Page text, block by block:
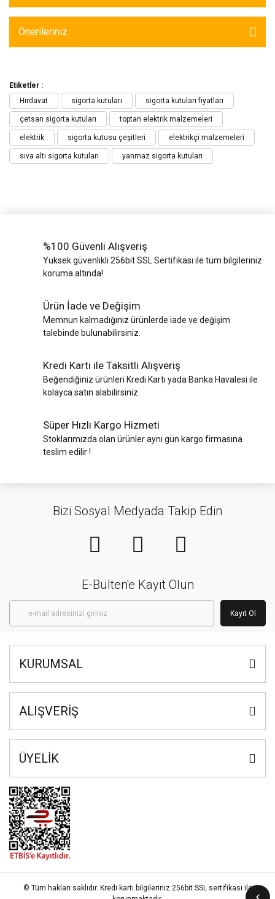
Önerileriniz
Etiketler :
Hırdavat
sigorta kutuları sigorta kutuları fiyatları
çetsan sigorta kutuları toptan elektrik malzemeleri
elektrik sigorta kutusu çeşitleri elektrikçi malzemeleri
sıva altı sigorta kutuları yanmaz sigorta kutuları
%100 Güvenli Alışveriş
Yüksek güvenlikli 256bit SSL Sertifikası ile tüm bilgileriniz
koruma altında!
Ürün İade ve Değişim
Memnun kalmadığınız ürünlerde iade ve değişim
talebinde bulunabilirsiniz.
Kredi Kartı ile Taksitli Alışveriş
Beğendiğiniz ürünleri Kredi Kartı yada Banka Havalesi ile
kolayca satın alabilirsiniz.
Süper Hızlı Kargo Hizmeti
Stoklarımızda olan ürünler aynı gün kargo firmasına
teslim edilir !
Bizi Sosyal Medyada Takip Edin
E-Bülten'e Kayıt Olun
Kayıt Ol
KURUMSAL
ALIŞVERİŞ
ÜYELİK
© Tüm hakları saklıdır. Kredi kartı bilgileriniz 256bit SSL sertifikası ile